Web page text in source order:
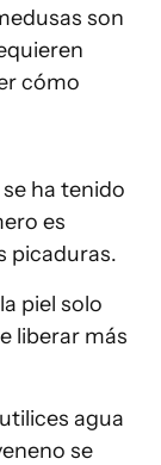
son
cómo
se ha tenido
es
picaduras.
piel solo
liberar más
agua
se